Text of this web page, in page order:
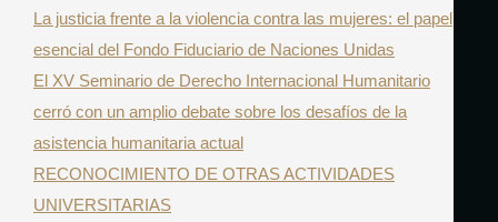
La justicia frente a la violencia contra las mujeres: el papel
esencial del Fondo Fiduciario de Naciones Unidas
El XV Seminario de Derecho Internacional Humanitario
cerró con un amplio debate sobre los desafíos de la
asistencia humanitaria actual
RECONOCIMIENTO DE OTRAS ACTIVIDADES
UNIVERSITARIAS